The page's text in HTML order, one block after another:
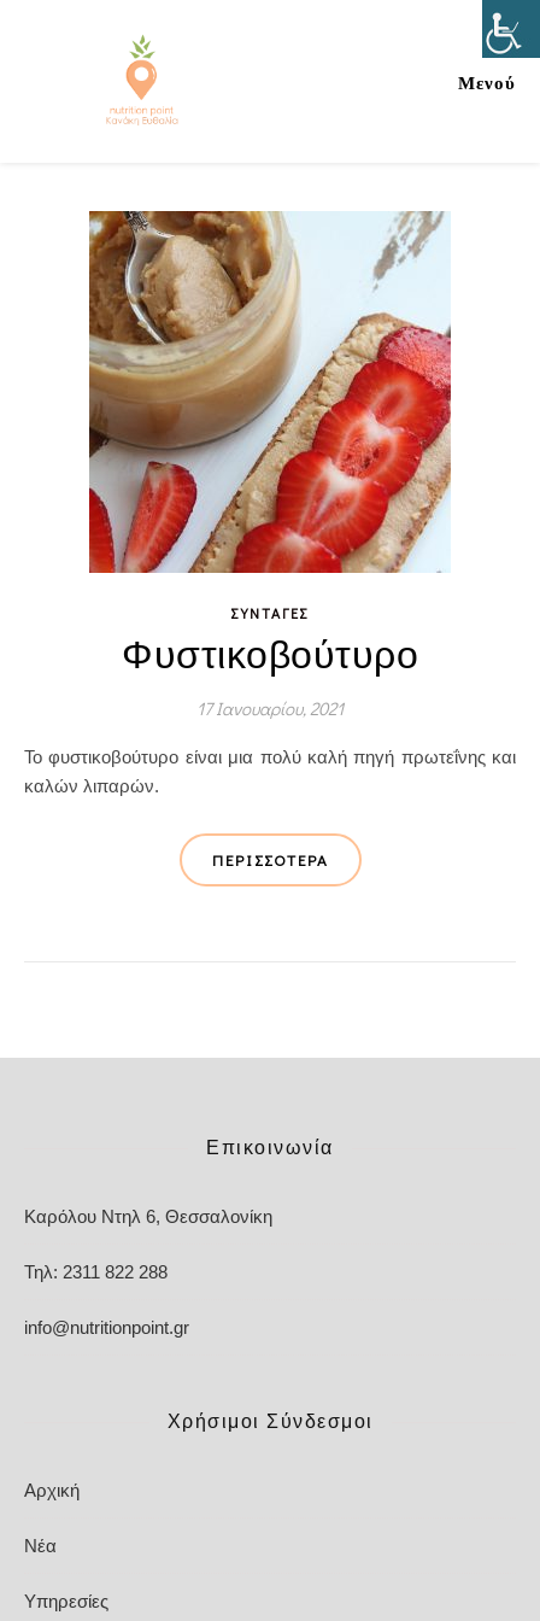
Μενού
ΣΥΝΤΑΓΈΣ
Φυστικοβούτυρο
17 Ιανουαρίου, 2021
Το φυστικοβούτυρο είναι μια πολύ καλή πηγή πρωτεΐνης και
καλών λιπαρών.
ΠΕΡΙΣΣΌΤΕΡΑ
Επικοινωνία
Καρόλου Ντηλ 6, Θεσσαλονίκη
Τηλ: 2311 822 288
info@nutritionpoint.gr
Χρήσιμοι Σύνδεσμοι
Αρχική
Νέα
Υπηρεσίες